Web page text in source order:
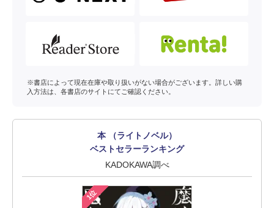
※書店によって現在在庫や取り扱いがない場合がございます。詳しい購
入方法は、各書店のサイトにてご確認ください。
本 （ライトノベル）
ベストセラーランキング
KADOKAWA調べ
1位